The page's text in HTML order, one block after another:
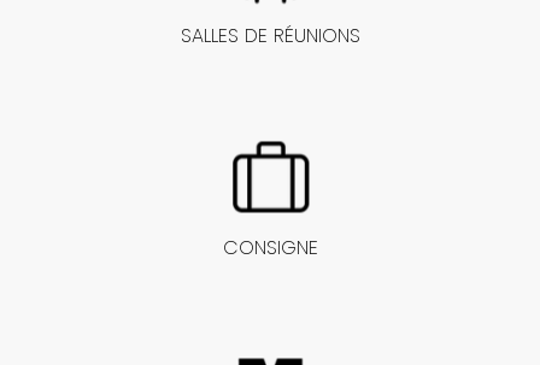
SALLES DE RÉUNIONS
CONSIGNE